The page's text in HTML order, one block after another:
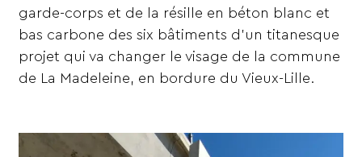
garde-corps et de la résille en béton blanc et
bas carbone des six bâtiments d’un titanesque
projet qui va changer le visage de la commune
de La Madeleine, en bordure du Vieux-Lille.